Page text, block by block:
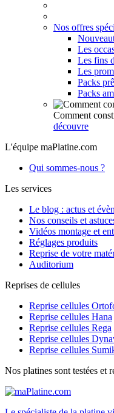
Nos offres
Les
Les fins
Les
Packs
Packs
Comment
découvre
L'équipe maPlatine.com
Qui sommes-nous ?
Les services
Le blog : actus et
Nos conseils et
Vidéos montage et
Réglages produits
Reprise de votre
Auditorium
Reprises de cellules
Reprise cellules
Reprise cellules Hana
Reprise cellules Rega
Reprise cellules
Reprise cellules
Nos platines sont testées et